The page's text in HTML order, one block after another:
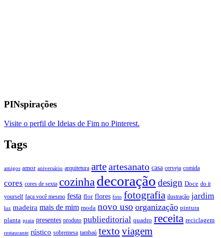
PINspirações
Visite o perfil de Ideias de Fim no Pinterest.
Tags
amigos amor aniversário arquitetura arteartesanato casa cerveja comida
cores cores de sexta cozinhadecoração design Doce do it
yourself faça você mesmo festa flor flores foto fotografia ilustração jardim
luz madeira mais de mim moda novo uso organização pintura
planta praia presentes produto publieditorial quadro receita reciclagem
restaurante rústico sobremesa tambaú texto viagem